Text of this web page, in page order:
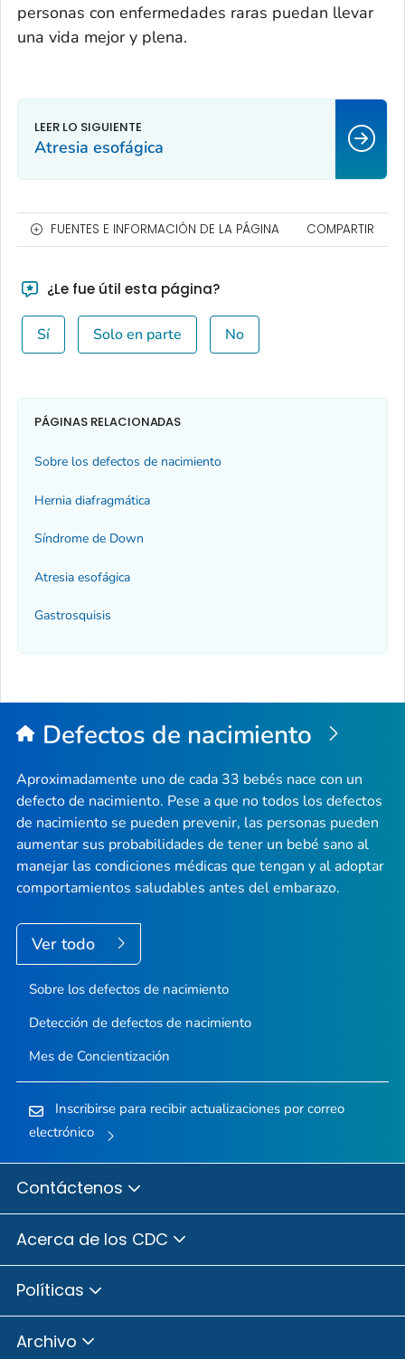
personas con enfermedades raras puedan llevar
una vida mejor y plena.
Atresia esofágica
FUENTES E INFORMACIÓN DE LA PÁGINA COMPARTIR
¿Le fue útil esta página?
Sí Solo en parte No
PÁGINAS RELACIONADAS
Sobre los defectos de nacimiento
Hernia diafragmática
Síndrome de Down
Atresia esofágica
Gastrosquisis
Defectos de nacimiento
Aproximadamente uno de cada 33 bebés nace con un
defecto de nacimiento. Pese a que no todos los defectos
de nacimiento se pueden prevenir, las personas pueden
aumentar sus probabilidades de tener un bebé sano al
manejar las condiciones médicas que tengan y al adoptar
comportamientos saludables antes del embarazo.
Ver todo
Sobre los defectos de nacimiento
Detección de defectos de nacimiento
Mes de Concientización
Inscribirse para recibir actualizaciones por correo
electrónico
Contáctenos
Acerca de los CDC
Políticas
Archivo